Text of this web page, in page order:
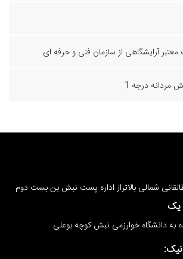
آرایشگاهی از سازمان فنی و حرفه ای
مردانه درجه 1
شمالی بالاتراز اداره پست نبش بن بست دوم
یک
به دانشگاه خوارزمی نبش کوچه بوعلی